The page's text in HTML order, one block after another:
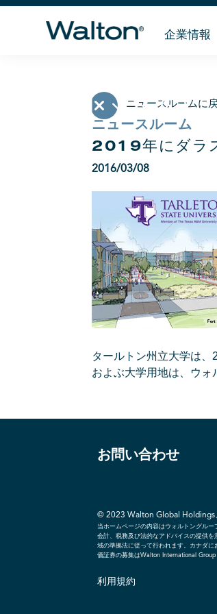
企業情報
ニュースルームに
ニュースルーム
2019年にダラ
2016/03/08
タールトン州立大学は
およぶ大学用地は、ウォ
お問い合わせ
© 2023 Walton Global Holdings
当ホームページの内容はウォルトングル
会計、税務及び法的なアドバイスの提供
域の準拠法に従って行われます。カナダ
価証券の募集はWalton International Group
利用規約